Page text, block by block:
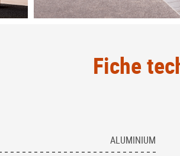
Fiche
ALUMINIUM